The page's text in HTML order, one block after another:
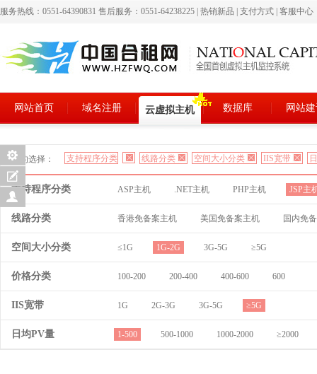
服务热线：0551-64390831 售后服务：0551-64238225 热销新品 支付方式 客服中心
网站首页 域名注册 云虚拟主机 数据库 网站
您的选择： 支持程序分类 线路分类 空间大小分类 IIS宽带
支持程序分类 ASP主机 .NET主机 PHP主机 JSP主
线路分类 香港免备案主机 美国免备案主机 国内免
空间大小分类 ≤1G 1G-2G 3G-5G ≥5G
价格分类 100-200 200-400 400-600 600
IIS宽带 1G 2G-3G 3G-5G ≥5G
日均PV量 1-500 500-1000 1000-2000 ≥2000